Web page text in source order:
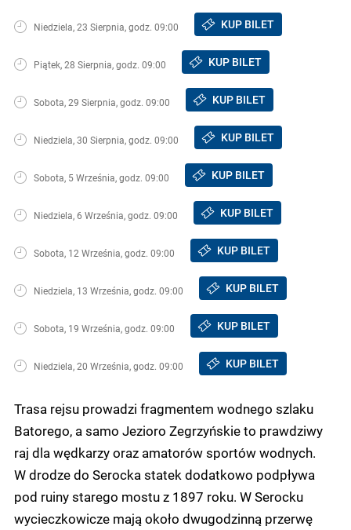
Niedziela, 23 Sierpnia, godz. 09:00 KUP BILET
Piątek, 28 Sierpnia, godz. 09:00 KUP BILET
Sobota, 29 Sierpnia, godz. 09:00 KUP BILET
Niedziela, 30 Sierpnia, godz. 09:00 KUP BILET
Sobota, 5 Września, godz. 09:00 KUP BILET
Niedziela, 6 Września, godz. 09:00 KUP BILET
Sobota, 12 Września, godz. 09:00 KUP BILET
Niedziela, 13 Września, godz. 09:00 KUP BILET
Sobota, 19 Września, godz. 09:00 KUP BILET
Niedziela, 20 Września, godz. 09:00 KUP BILET
Trasa rejsu prowadzi fragmentem wodnego szlaku
Batorego, a samo Jezioro Zegrzyńskie to prawdziwy
raj dla wędkarzy oraz amatorów sportów wodnych.
W drodze do Serocka statek dodatkowo podpływa
pod ruiny starego mostu z 1897 roku. W Serocku
wycieczkowicze mają około dwugodzinną przerwę